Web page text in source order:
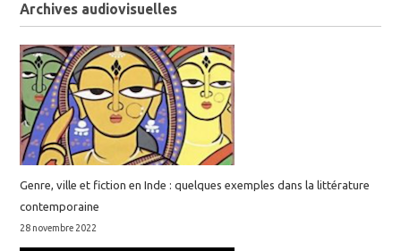
Archives audiovisuelles
Genre, ville et fiction en Inde : quelques exemples dans la littérature
contemporaine
28 novembre 2022